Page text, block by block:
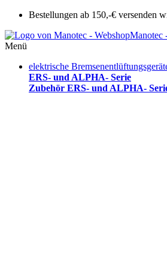
Bestellungen ab 150,-€ versenden
Manotec
Menü
elektrische
ERS- und ALPHA- Serie
Zubehör ERS- und ALPHA-